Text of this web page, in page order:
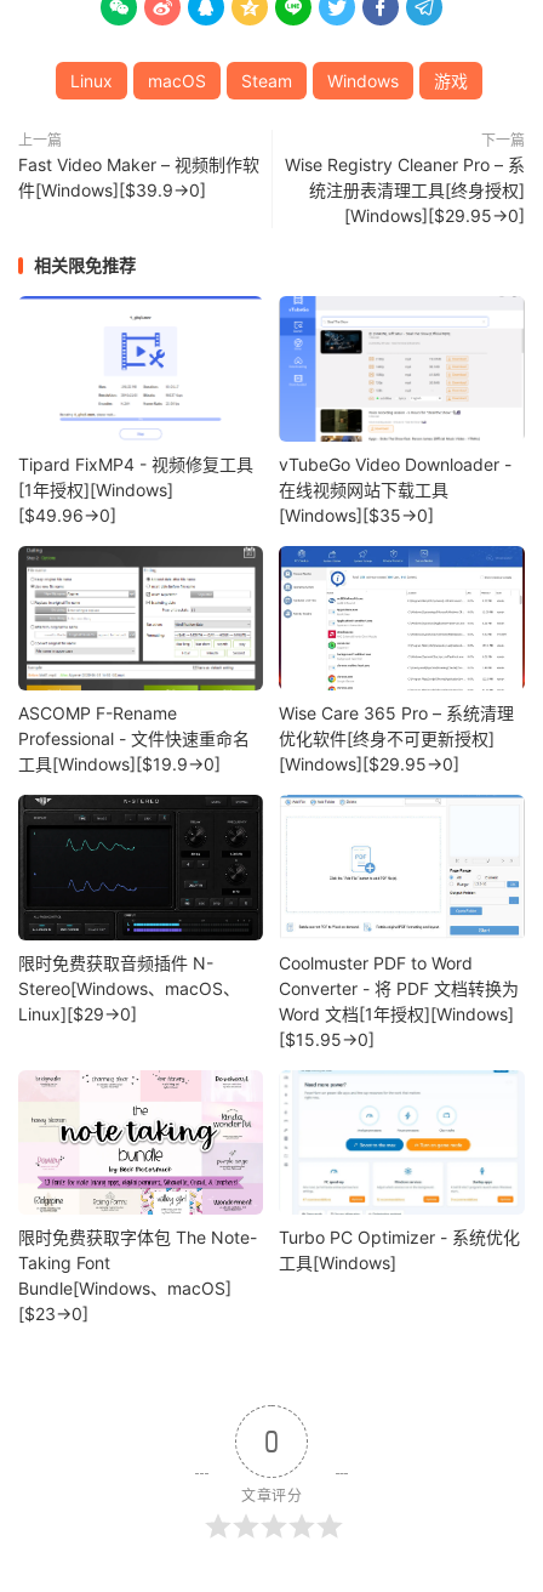
       
Linux macOS Steam Windows 游戏
上一篇
Fast Video Maker – 视频制作软
件[Windows][$39.9→0]
下一篇
Wise Registry Cleaner Pro – 系
统注册表清理工具[终身授权]
[Windows][$29.95→0]
相关限免推荐
Tipard FixMP4 - 视频修复工具
[1年授权][Windows]
[$49.96→0]
vTubeGo Video Downloader -
在线视频网站下载工具
[Windows][$35→0]
ASCOMP F-Rename
Professional - 文件快速重命名
工具[Windows][$19.9→0]
Wise Care 365 Pro – 系统清理
优化软件[终身不可更新授权]
[Windows][$29.95→0]
限时免费获取音频插件 N-
Stereo[Windows、macOS、
Linux][$29→0]
Coolmuster PDF to Word
Converter - 将 PDF 文档转换为
Word 文档[1年授权][Windows]
[$15.95→0]
限时免费获取字体包 The Note-
Taking Font
Bundle[Windows、macOS]
[$23→0]
Turbo PC Optimizer - 系统优化
工具[Windows]
0
文章评分